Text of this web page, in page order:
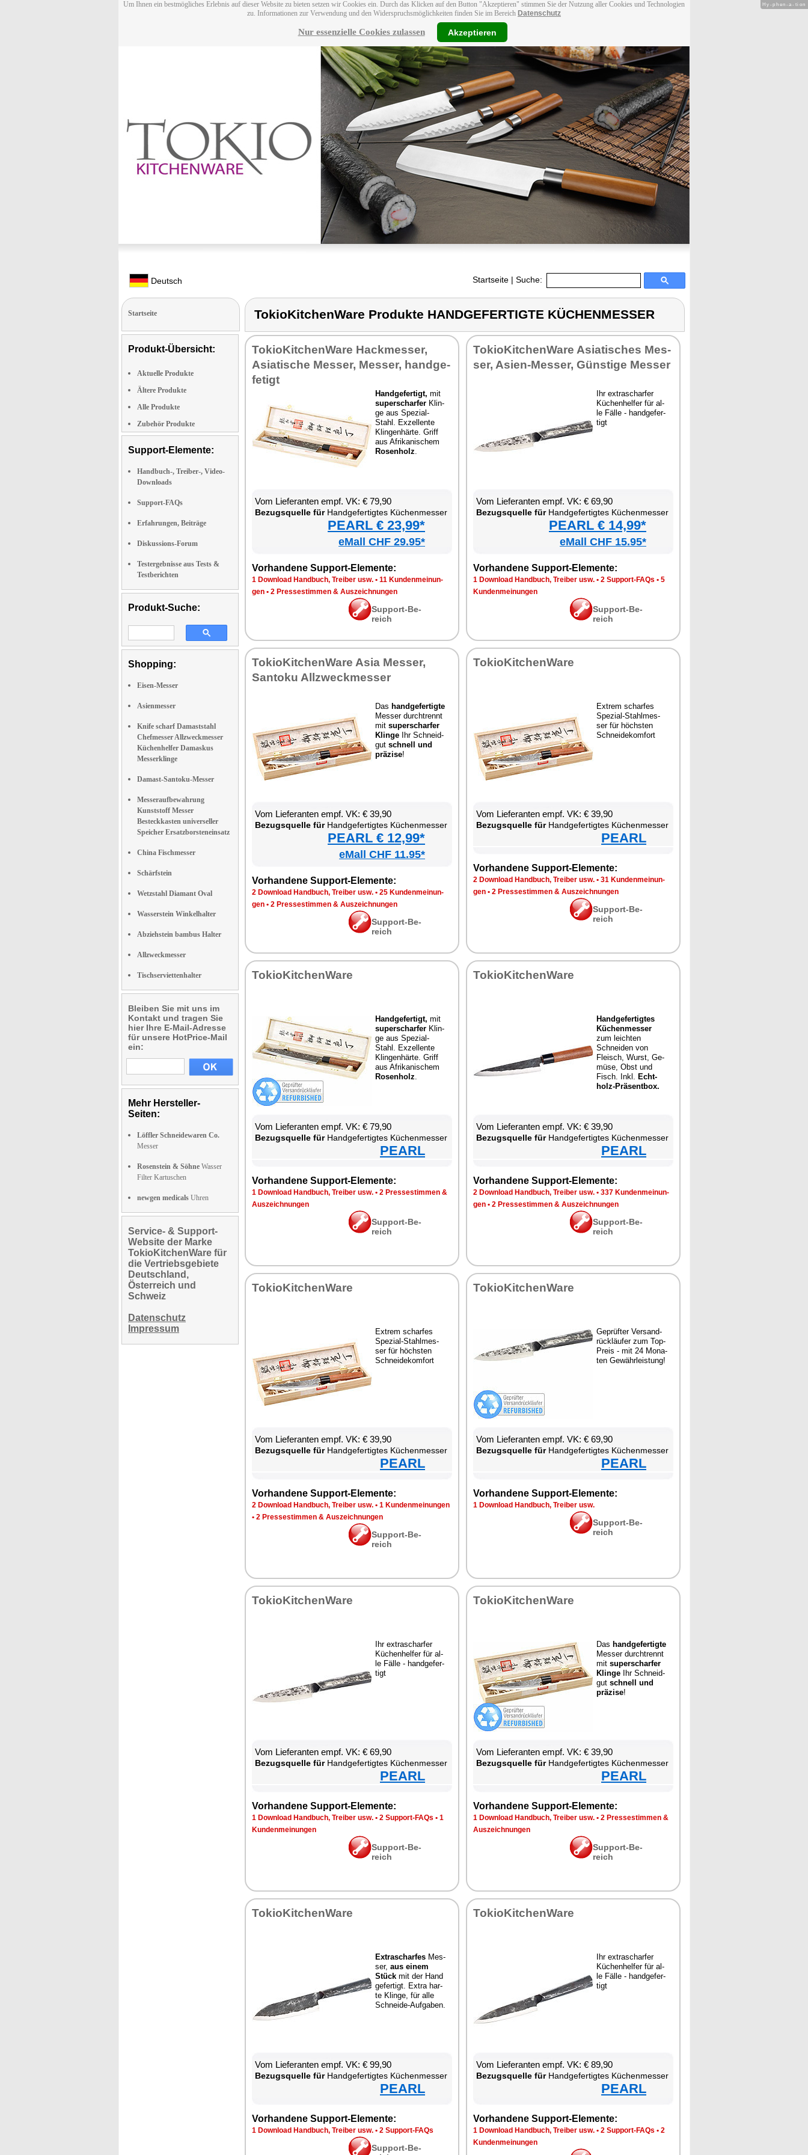
Um Ihnen ein bestmögliches Erlebnis auf dieser Website zu bieten setzen wir Cookies ein. Durch das Klicken auf den Button "Akzeptieren" stimmen Sie der Nutzung aller Cookies und Technologien
zu. Informationen zur Verwendung und den Widerspruchsmöglichkeiten finden Sie im Bereich Datenschutz
Nur essenzielle Cookies zulassen Akzeptieren
Deutsch Startseite | Suche:
Startseite
Produkt-Übersicht:
Aktuelle Produkte
Ältere Produkte
Alle Produkte
Zubehör Produkte
Support-Elemente:
Handbuch-, Treiber-, Video-
Downloads
Support-FAQs
Erfahrungen, Beiträge
Diskussions-Forum
Testergebnisse aus Tests &
Testberichten
Produkt-Suche:
Shopping:
Eisen-Messer
Asienmesser
Knife scharf Damaststahl
Chefmesser Allzweckmesser
Küchenhelfer Damaskus
Messerklinge
Damast-Santoku-Messer
Messeraufbewahrung
Kunststoff Messer
Besteckkasten universeller
Speicher Ersatzborsteneinsatz
China Fischmesser
Schärfstein
Wetzstahl Diamant Oval
Wasserstein Winkelhalter
Abziehstein bambus Halter
Allzweckmesser
Tischserviettenhalter
Bleiben Sie mit uns im
Kontakt und tragen Sie
hier Ihre E-Mail-Adresse
für unsere HotPrice-Mail
ein:
Mehr Hersteller-
Seiten:
Löffler Schneidewaren Co.
Messer
Rosenstein & Söhne Wasser
Filter Kartuschen
newgen medicals Uhren
Service- & Support-
Website der Marke
TokioKitchenWare für
die Vertriebsgebiete
Deutschland,
Österreich und
Schweiz
Datenschutz
Impressum
TokioKitchenWare Produkte HANDGEFERTIGTE KÜCHENMESSER
To­kio­Kit­chen­Wa­re Hack­mes­ser,
Asia­ti­sche Mes­ser, Mes­ser, hand­ge­
fe­tigt
Hand­ge­fer­tigt, mit
su­per­schar­fer Klin­
ge aus Spe­zi­al-
Stahl. Ex­zel­len­te
Klin­gen­här­te. Griff
aus Afri­ka­ni­schem
Ro­sen­holz.
Vom Lie­fe­ran­ten empf. VK: € 79,90
Be­zugs­quel­le fürHand­ge­fer­tig­tes Kü­chen­mes­ser
PEARL € 23,99*
eMall CHF 29.95*
Vor­han­de­ne Sup­port-Ele­men­te:
1 Down­load Hand­buch, Trei­ber usw. • 11 Kun­den­mei­nun­
gen • 2 Pres­se­stim­men & Aus­zeich­nun­gen
Sup­port-Be­
reich
To­kio­Kit­chen­Wa­re Asia­ti­sches Mes­
ser, Asi­en-Mes­ser, Güns­ti­ge Mes­ser
Ihr ex­tra­schar­fer
Kü­chen­hel­fer für al­
le Fäl­le - hand­ge­fer­
tigt
Vom Lie­fe­ran­ten empf. VK: € 69,90
Be­zugs­quel­le fürHand­ge­fer­tig­tes Kü­chen­mes­ser
PEARL € 14,99*
eMall CHF 15.95*
Vor­han­de­ne Sup­port-Ele­men­te:
1 Down­load Hand­buch, Trei­ber usw. • 2 Sup­port-FAQs • 5
Kun­den­mei­nun­gen
Sup­port-Be­
reich
To­kio­Kit­chen­Wa­re Asia Mes­ser,
San­to­ku All­zweck­mes­ser
Das hand­ge­fer­tig­te
Mes­ser durch­trennt
mit su­per­schar­fer
Klin­ge Ihr Schneid­
gut schnell und
prä­zi­se!
Vom Lie­fe­ran­ten empf. VK: € 39,90
Be­zugs­quel­le fürHand­ge­fer­tig­tes Kü­chen­mes­ser
PEARL € 12,99*
eMall CHF 11.95*
Vor­han­de­ne Sup­port-Ele­men­te:
2 Down­load Hand­buch, Trei­ber usw. • 25 Kun­den­mei­nun­
gen • 2 Pres­se­stim­men & Aus­zeich­nun­gen
Sup­port-Be­
reich
To­kio­Kit­chen­Wa­re
Ex­trem schar­fes
Spe­zi­al-Stahl­mes­
ser für höchs­ten
Schnei­de­kom­fort
Vom Lie­fe­ran­ten empf. VK: € 39,90
Be­zugs­quel­le fürHand­ge­fer­tig­tes Kü­chen­mes­ser
PEARL
Vor­han­de­ne Sup­port-Ele­men­te:
2 Down­load Hand­buch, Trei­ber usw. • 31 Kun­den­mei­nun­
gen • 2 Pres­se­stim­men & Aus­zeich­nun­gen
Sup­port-Be­
reich
To­kio­Kit­chen­Wa­re
Hand­ge­fer­tigt, mit
su­per­schar­fer Klin­
ge aus Spe­zi­al-
Stahl. Ex­zel­len­te
Klin­gen­här­te. Griff
aus Afri­ka­ni­schem
Ro­sen­holz.
Vom Lie­fe­ran­ten empf. VK: € 79,90
Be­zugs­quel­le fürHand­ge­fer­tig­tes Kü­chen­mes­ser
PEARL
Vor­han­de­ne Sup­port-Ele­men­te:
1 Down­load Hand­buch, Trei­ber usw. • 2 Pres­se­stim­men &
Aus­zeich­nun­gen
Sup­port-Be­
reich
To­kio­Kit­chen­Wa­re
Hand­ge­fer­tig­tes
Kü­chen­mes­ser
zum leich­ten
Schnei­den von
Fleisch, Wurst, Ge­
mü­se, Obst und
Fisch. Inkl. Echt­
holz-Prä­sent­box.
Vom Lie­fe­ran­ten empf. VK: € 39,90
Be­zugs­quel­le fürHand­ge­fer­tig­tes Kü­chen­mes­ser
PEARL
Vor­han­de­ne Sup­port-Ele­men­te:
2 Down­load Hand­buch, Trei­ber usw. • 337 Kun­den­mei­nun­
gen • 2 Pres­se­stim­men & Aus­zeich­nun­gen
Sup­port-Be­
reich
To­kio­Kit­chen­Wa­re
Ex­trem schar­fes
Spe­zi­al-Stahl­mes­
ser für höchs­ten
Schnei­de­kom­fort
Vom Lie­fe­ran­ten empf. VK: € 39,90
Be­zugs­quel­le fürHand­ge­fer­tig­tes Kü­chen­mes­ser
PEARL
Vor­han­de­ne Sup­port-Ele­men­te:
2 Down­load Hand­buch, Trei­ber usw. • 1 Kun­den­mei­nun­gen
• 2 Pres­se­stim­men & Aus­zeich­nun­gen
Sup­port-Be­
reich
To­kio­Kit­chen­Wa­re
Ge­prüf­ter Ver­sand­
rück­läu­fer zum Top-
Preis - mit 24 Mo­na­
ten Ge­währ­leis­tung!
Vom Lie­fe­ran­ten empf. VK: € 69,90
Be­zugs­quel­le fürHand­ge­fer­tig­tes Kü­chen­mes­ser
PEARL
Vor­han­de­ne Sup­port-Ele­men­te:
1 Down­load Hand­buch, Trei­ber usw.
Sup­port-Be­
reich
To­kio­Kit­chen­Wa­re
Ihr ex­tra­schar­fer
Kü­chen­hel­fer für al­
le Fäl­le - hand­ge­fer­
tigt
Vom Lie­fe­ran­ten empf. VK: € 69,90
Be­zugs­quel­le fürHand­ge­fer­tig­tes Kü­chen­mes­ser
PEARL
Vor­han­de­ne Sup­port-Ele­men­te:
1 Down­load Hand­buch, Trei­ber usw. • 2 Sup­port-FAQs • 1
Kun­den­mei­nun­gen
Sup­port-Be­
reich
To­kio­Kit­chen­Wa­re
Das hand­ge­fer­tig­te
Mes­ser durch­trennt
mit su­per­schar­fer
Klin­ge Ihr Schneid­
gut schnell und
prä­zi­se!
Vom Lie­fe­ran­ten empf. VK: € 39,90
Be­zugs­quel­le fürHand­ge­fer­tig­tes Kü­chen­mes­ser
PEARL
Vor­han­de­ne Sup­port-Ele­men­te:
1 Down­load Hand­buch, Trei­ber usw. • 2 Pres­se­stim­men &
Aus­zeich­nun­gen
Sup­port-Be­
reich
To­kio­Kit­chen­Wa­re
Ex­tra­schar­fes Mes­
ser, aus ei­nem
Stück mit der Hand
ge­fer­tigt. Ex­tra har­
te Klin­ge, für al­le
Schnei­de-Auf­ga­ben.
Vom Lie­fe­ran­ten empf. VK: € 99,90
Be­zugs­quel­le fürHand­ge­fer­tig­tes Kü­chen­mes­ser
PEARL
Vor­han­de­ne Sup­port-Ele­men­te:
1 Down­load Hand­buch, Trei­ber usw. • 2 Sup­port-FAQs
Sup­port-Be­
To­kio­Kit­chen­Wa­re
Ihr ex­tra­schar­fer
Kü­chen­hel­fer für al­
le Fäl­le - hand­ge­fer­
tigt
Vom Lie­fe­ran­ten empf. VK: € 89,90
Be­zugs­quel­le fürHand­ge­fer­tig­tes Kü­chen­mes­ser
PEARL
Vor­han­de­ne Sup­port-Ele­men­te:
1 Down­load Hand­buch, Trei­ber usw. • 2 Sup­port-FAQs • 2
Kun­den­mei­nun­gen
Hy-phen-a-tion